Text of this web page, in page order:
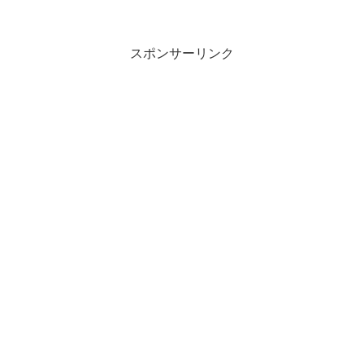
スポンサーリンク